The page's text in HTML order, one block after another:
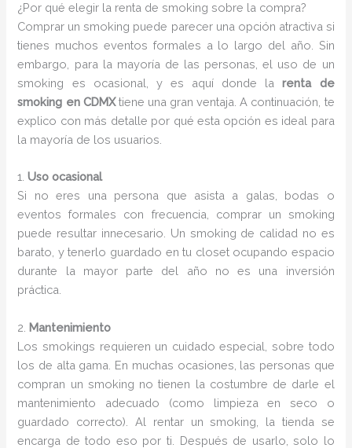
¿Por qué elegir la renta de smoking sobre la compra?
Comprar un smoking puede parecer una opción atractiva si
tienes muchos eventos formales a lo largo del año. Sin
embargo, para la mayoría de las personas, el uso de un
smoking es ocasional, y es aquí donde larenta de
smoking en CDMXtiene una gran ventaja. A continuación, te
explico con más detalle por qué esta opción es ideal para
la mayoría de los usuarios.
1.Uso ocasional
Si no eres una persona que asista a galas, bodas o
eventos formales con frecuencia, comprar un smoking
puede resultar innecesario. Un smoking de calidad no es
barato, y tenerlo guardado en tu closet ocupando espacio
durante la mayor parte del año no es una inversión
práctica.
2. Mantenimiento
Los smokings requieren un cuidado especial, sobre todo
los de alta gama. En muchas ocasiones, las personas que
compran un smoking no tienen la costumbre de darle el
mantenimiento adecuado (como limpieza en seco o
guardado correcto). Al rentar un smoking, la tienda se
encarga de todo eso por ti. Después de usarlo, solo lo